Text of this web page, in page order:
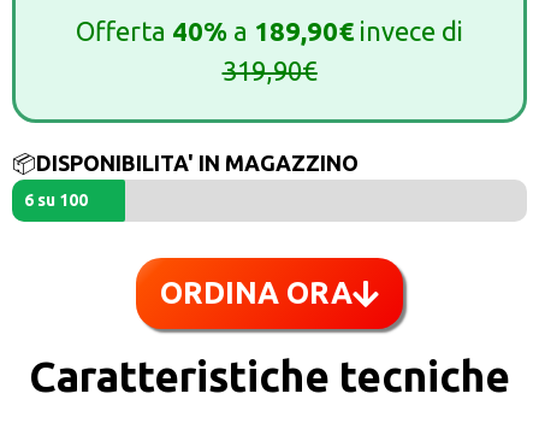
Offerta 40% a 189,90€ invece di
319,90€
📦DISPONIBILITA' IN MAGAZZINO
6 su 100
ORDINA ORA
Caratteristiche tecniche